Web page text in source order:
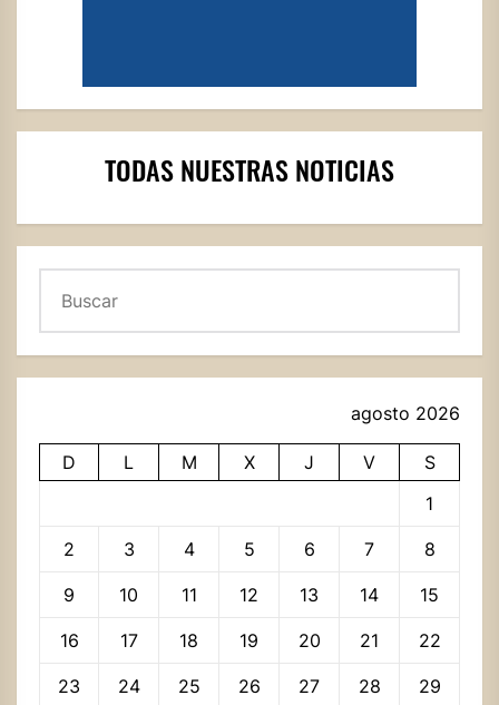
TODAS NUESTRAS NOTICIAS
agosto 2026
D L M X J V
S
1
2 3 4 5 6 7 8
9 10 11 12 13 14 15
16 17 18 19 20 21 22
23 24 25 26 27 28 29